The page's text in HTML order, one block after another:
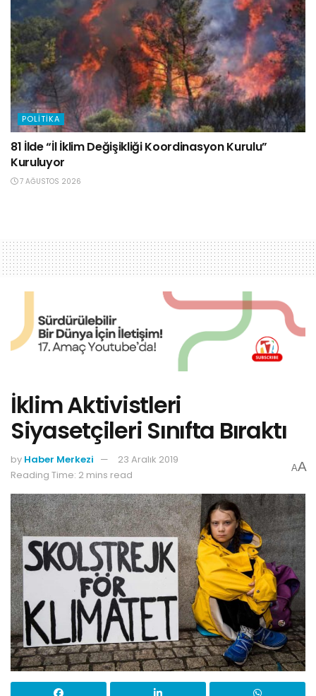
POLITIKA
81 İlde “İl İklim Değişikliği Koordinasyon Kurulu”
Kuruluyor
7 AĞUSTOS 2026
İklim Aktivistleri
Siyasetçileri Sınıfta Bıraktı
by Haber Merkezi
23 Aralık 2019
Reading Time: 2 mins read
AA